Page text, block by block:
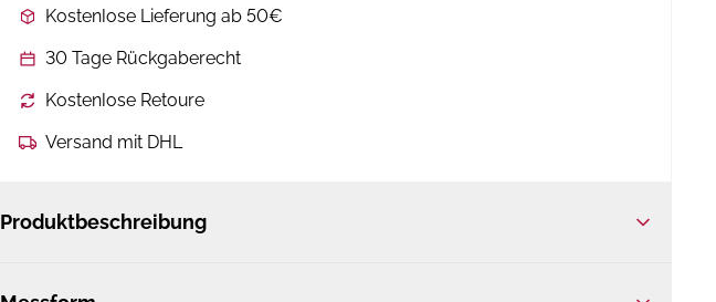
Kostenlose Lieferung ab 50€
30 Tage Rückgaberecht
Kostenlose Retoure
Versand mit DHL
Produktbeschreibung